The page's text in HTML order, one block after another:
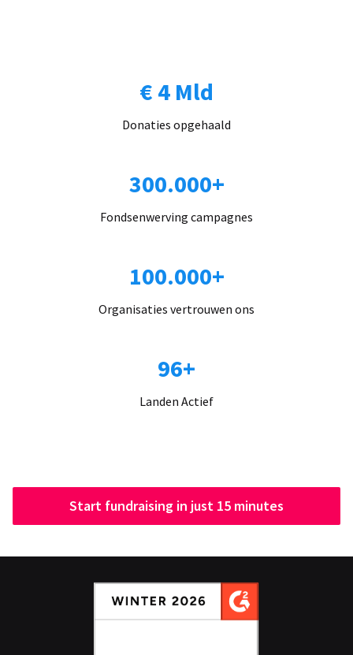
€ 4 Mld
Donaties opgehaald
300.000+
Fondsenwerving campagnes
100.000+
Organisaties vertrouwen ons
96+
Landen Actief
Start fundraising in just 15 minutes